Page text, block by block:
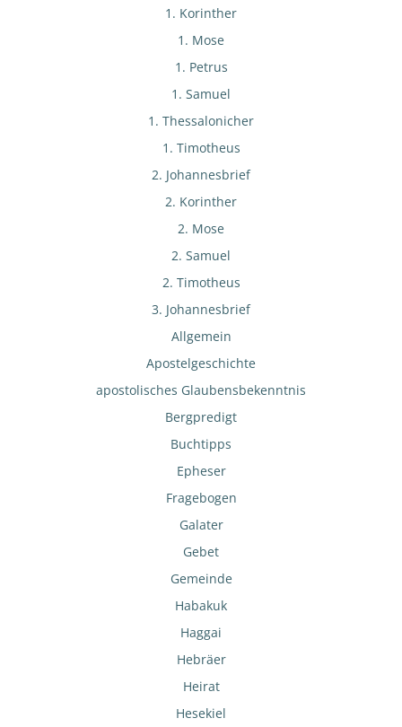
1. Korinther
1. Mose
1. Petrus
1. Samuel
1. Thessalonicher
1. Timotheus
2. Johannesbrief
2. Korinther
2. Mose
2. Samuel
2. Timotheus
3. Johannesbrief
Allgemein
Apostelgeschichte
apostolisches Glaubensbekenntnis
Bergpredigt
Buchtipps
Epheser
Fragebogen
Galater
Gebet
Gemeinde
Habakuk
Haggai
Hebräer
Heirat
Hesekiel